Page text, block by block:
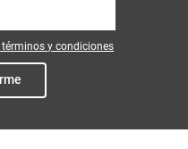
y condiciones